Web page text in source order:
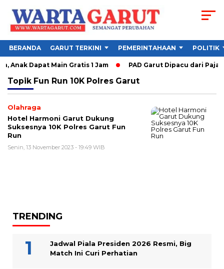
BERANDA GARUT TERKINI PEMERINTAHAAN POLITIK
Dapat Main Gratis 1 Jam PAD Garut Dipacu dari
Topik Fun Run 10K Polres Garut
Olahraga
Hotel Harmoni Garut Dukung
Suksesnya 10K Polres Garut Fun
Run
Senin, 13 November 2023 - 19:49 WIB
TRENDING
Jadwal Piala Presiden 2026 Resmi, Big
Match Ini Curi Perhatian